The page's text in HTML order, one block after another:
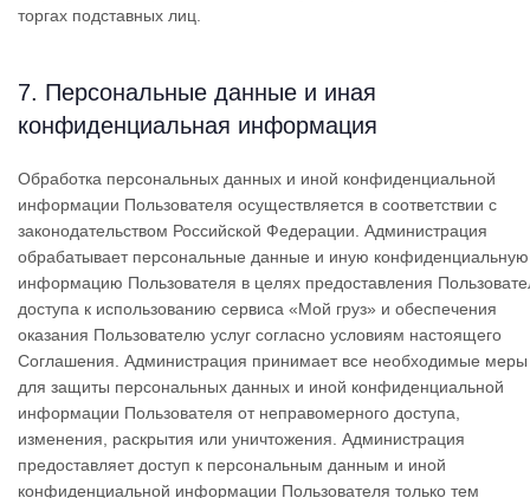
торгах подставных лиц.
7. Персональные данные и иная
конфиденциальная информация
Обработка персональных данных и иной конфиденциальной
информации Пользователя осуществляется в соответствии с
законодательством Российской Федерации. Администрация
обрабатывает персональные данные и иную конфиденциальную
информацию Пользователя в целях предоставления
доступа к использованию сервиса «Мой груз» и обеспечения
оказания Пользователю услуг согласно условиям настоящего
Соглашения. Администрация принимает все необходимые меры
для защиты персональных данных и иной конфиденциальной
информации Пользователя от неправомерного доступа,
изменения, раскрытия или уничтожения. Администрация
предоставляет доступ к персональным данным и иной
конфиденциальной информации Пользователя только тем